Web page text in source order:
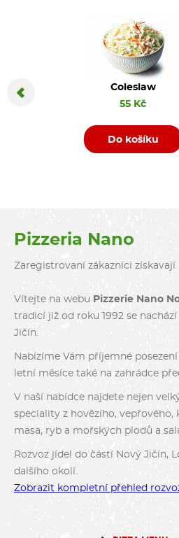
Coleslaw
55 Kč
Do košíku
Pizzeria Nano
Zaregistrovaní zákazníci získavají
Vítejte na webu Pizzerie Nano
tradicí již od roku 1992 se
Jičín.
Nabízíme Vám příjemné
letní měsíce také na zahrádce
V naší nabídce najdete nejen
speciality z hovězího,
masa, ryb a mořských plodů a
Rozvoz jídel do částí Nový Jičín,
dalšího okolí.
Zobrazit kompletní přehled